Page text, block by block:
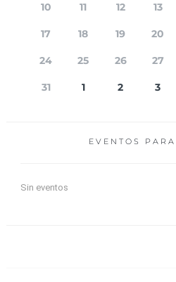
10 11 12 13
17 18 19 20
24 25 26 27
31 1 2 3
EVENTOS PARA
Sin eventos